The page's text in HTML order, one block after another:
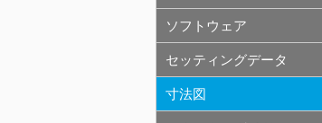
ソフトウェア
セッティングデータ
寸法図